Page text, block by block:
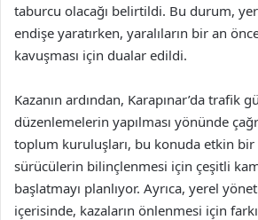
taburcu olacağı belirtildi. Bu durum,
endişe yaratırken, yaralıların bir an
kavuşması için dualar edildi.
Kazanın ardından, Karapınar’da trafik
düzenlemelerin yapılması yönünde
toplum kuruluşları, bu konuda etkin
sürücülerin bilinçlenmesi için çeşitli
başlatmayı planlıyor. Ayrıca, yerel
içerisinde, kazaların önlenmesi için